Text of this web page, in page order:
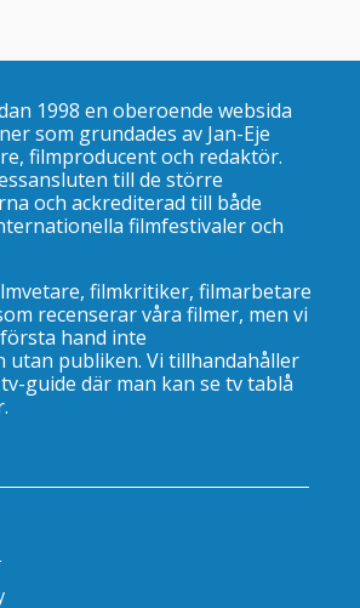
1998 en oberoende websida
som grundades av Jan-Eje
filmproducent och redaktör.
till de större
och ackrediterad till både
filmfestivaler och
filmkritiker, filmarbetare
recenserar våra filmer, men vi
hand inte
utan publiken. Vi tillhandahåller
guide där man kan se tv tablå
.